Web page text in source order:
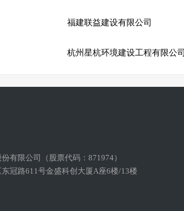
福建联益建设有限公司
杭州星杭环境建设工程有限公司
有限公司（股票代码：871974）
冠路611号金盛科创大厦A座6楼/13楼